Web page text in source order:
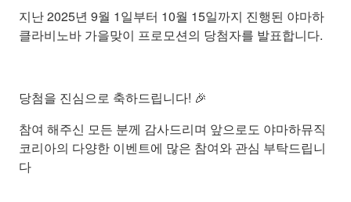
지난 2025년 9월 1일부터 10월 15일까지 진행된 야마하
클라비노바 가을맞이 프로모션의 당첨자를 발표합니다.
당첨을 진심으로 축하드립니다! 🎉
참여 해주신 모든 분께 감사드리며 앞으로도 야마하뮤직
코리아의 다양한 이벤트에 많은 참여와 관심 부탁드립니
다